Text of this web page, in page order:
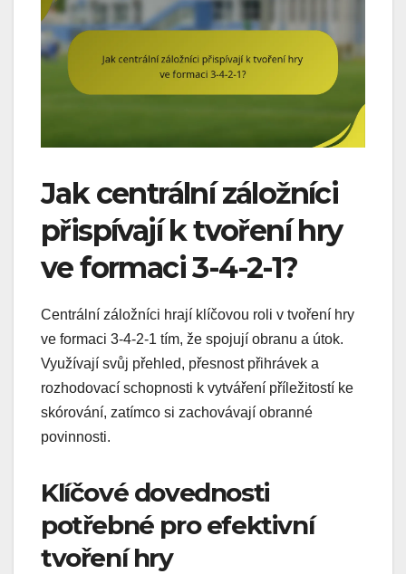
Jak centrální záložníci
přispívají k tvoření hry
ve formaci 3-4-2-1?
Centrální záložníci hrají klíčovou roli v tvoření hry
ve formaci 3-4-2-1 tím, že spojují obranu a útok.
Využívají svůj přehled, přesnost přihrávek a
rozhodovací schopnosti k vytváření příležitostí ke
skórování, zatímco si zachovávají obranné
povinnosti.
Klíčové dovednosti
potřebné pro efektivní
tvoření hry